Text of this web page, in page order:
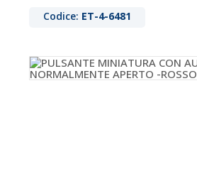
Codice: ET-4-6481